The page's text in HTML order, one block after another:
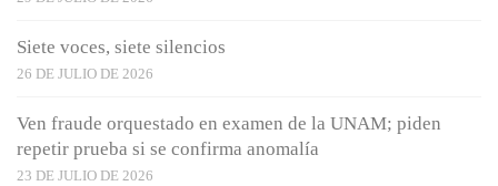
Siete voces, siete silencios
26 DE JULIO DE 2026
Ven fraude orquestado en examen de la UNAM; piden
repetir prueba si se confirma anomalía
23 DE JULIO DE 2026